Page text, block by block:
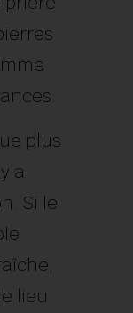
plus
a
Si le
lieu